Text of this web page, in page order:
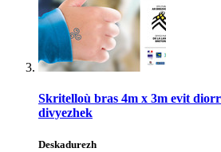
Skritelloù bras 4m x 3m evit
divyezhek
Deskadurezh